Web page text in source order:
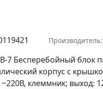
Производитель:
7 Бесперебойный блок
корпус с
клеммник; выход: